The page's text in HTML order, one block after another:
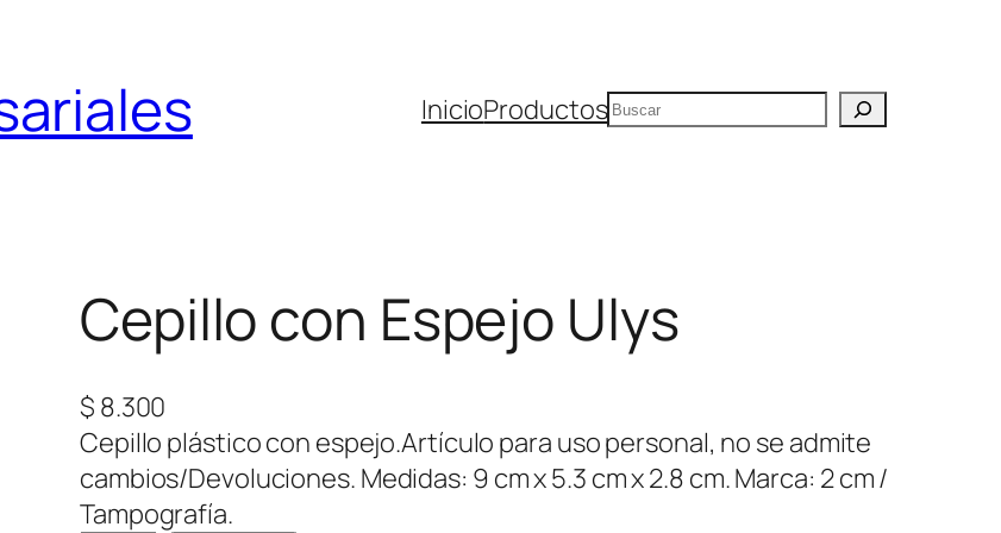
InicioProductosBuscar
Cepillo con Espejo Ulys
$ 8.300
Cepillo plástico con espejo.Artículo para uso personal, no se admite
cambios/Devoluciones. Medidas: 9 cm x 5.3 cm x 2.8 cm. Marca: 2 cm /
Tampografía.